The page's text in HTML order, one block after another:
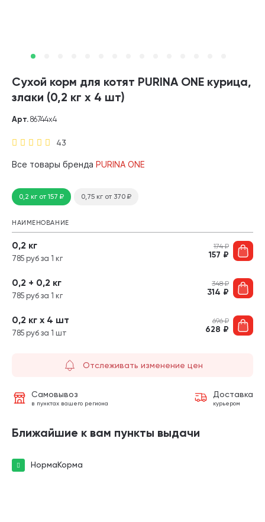
Сухой корм для котят PURINA ONE курица,
злаки (0,2 кг х 4 шт)
43
Арт. 86744х4
Все товары бренда PURINA ONE
0,2 кг от 157₽ 0,75 кг от 370 ₽
НАИМЕНОВАНИЕ
0,2 кг
785 руб за 1 кг
174₽
157 ₽
0,2 + 0,2 кг
785 руб за 1 кг
348₽
314 ₽
0,2 кг х 4 шт
785 руб за 1 шт
696₽
628 ₽
Отслеживать изменение цен
Самовывоз
в пунктах вашего региона
Доставка
курьером
Ближайшие к вам пункты выдачи
НормаКорма